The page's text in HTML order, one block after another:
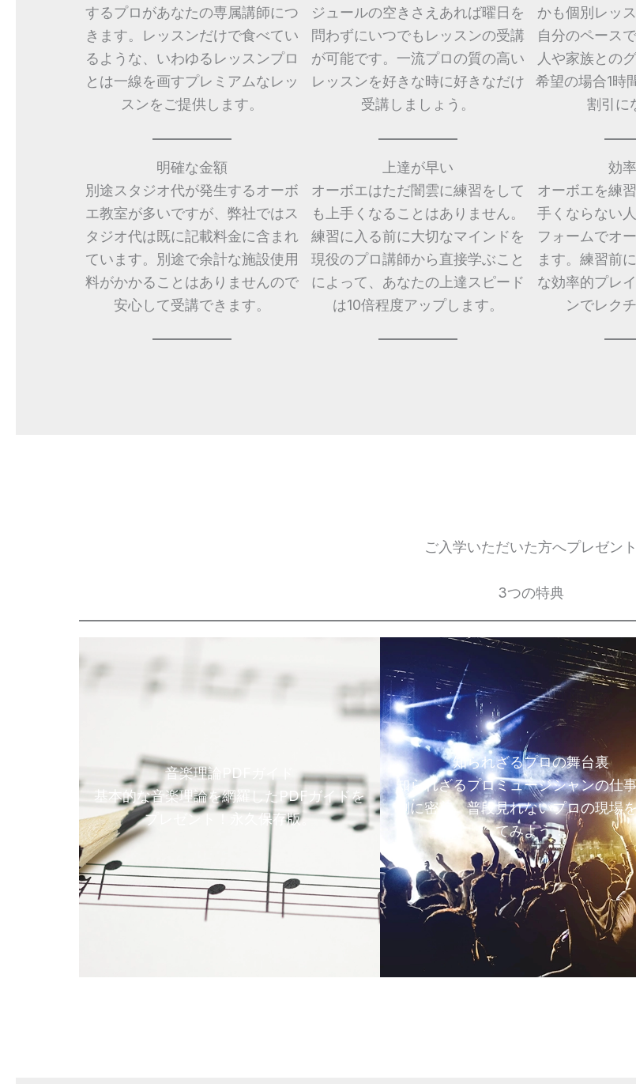
するプロがあなたの専属講師につ
きます。レッスンだけで食べてい
るような、いわゆるレッスンプロ
とは一線を画すプレミアムなレッ
スンをご提供します。
ジュールの空きさえあれば曜日を
問わずにいつでもレッスンの受講
が可能です。一流プロの質の高い
レッスンを好きな時に好きなだけ
受講しましょう。
かも個別レッ
自分のペース
人や家族との
希望の場合1時
割引に
明確な金額
別途スタジオ代が発生するオーボ
エ教室が多いですが、弊社ではス
タジオ代は既に記載料金に含まれ
ています。別途で余計な施設使用
料がかかることはありませんので
安心して受講できます。
上達が早い
オーボエはただ闇雲に練習をして
も上手くなることはありません。
練習に入る前に大切なマインドを
現役のプロ講師から直接学ぶこと
によって、あなたの上達スピード
は10倍程度アップします。
効
オーボエを練
手くならない
フォームでオ
ます。練習前
な効率的プレ
ンでレク
ご入学いただいた方へプレゼント
3つの特典
音楽理論PDFガイド
基本的な音楽理論を網羅したPDFガイドを
プレゼント！永久保存版。
知られざるプロの舞台裏
知られざるプロミュージシャンの仕
側に密着。普段見れないプロの現場
てみよう！